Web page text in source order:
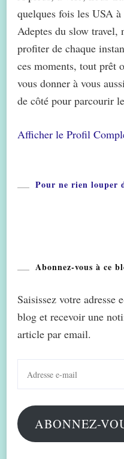
quelques fois les USA
Adeptes du slow travel,
profiter de chaque
ces moments, tout prêt
vous donner à vous
de côté pour parcourir
Afficher le Profil
Pour ne rien louper
Abonnez-vous à ce
Saisissez votre adresse
blog et recevoir une
article par email.
mail
ABONNEZ-